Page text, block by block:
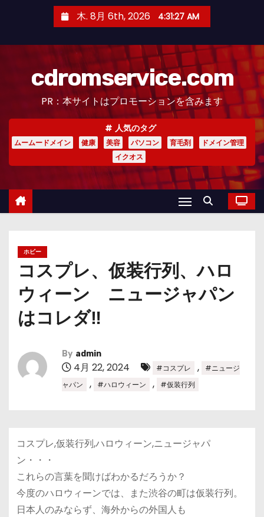
木. 8月 6th, 2026 4:31:27 AM
cdromservice.com
PR：本サイトはプロモーションを含みます
人気のタグ
ムームードメイン 健康 美容 パソコン 育毛剤
ドメイン管理
イクオス
ホビー
コスプレ、仮装行列、ハロ
ウィーン ニュージャパン
はコレダ‼
By admin
4月 22, 2024 #コスプレ ,
#ニュージ
ャパン
, #ハロウィーン , #仮装行列
コスプレ,仮装行列,ハロウィーン,ニュージャパ
ン・・・
これらの言葉を聞けばわかるだろうか？
今度のハロウィーンでは、また渋谷の町は仮装行列。
日本人のみならず、海外からの外国人も